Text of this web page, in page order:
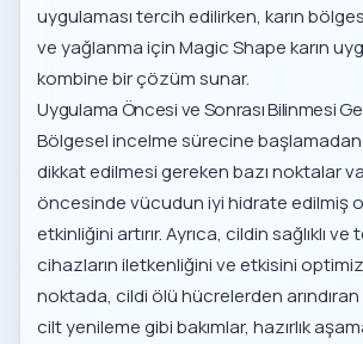
uygulamasıtercih edilirken, karın
ve yağlanma içinMagic Shape karın
kombine bir çözüm sunar.
Uygulama Öncesi ve Sonrası Bilinmesi
Bölgesel incelme sürecine
dikkat edilmesi gereken bazı noktalar
öncesinde vücudun iyi hidrate edilmiş
etkinliğini artırır. Ayrıca, cildin sağlıklı ve
cihazların iletkenliğini ve etkisini
noktada, cildi ölü hücrelerden arındıran
cilt yenilemegibi bakımlar, hazırlık